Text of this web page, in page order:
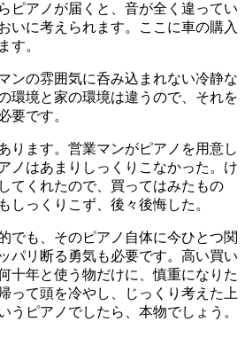
ピアノが届くと、音が全く違ってい
いに考えられます。ここに車の購入
す。
ンの雰囲気に呑み込まれない冷静な
環境と家の環境は違うので、それを
要です。
ります。営業マンがピアノを用意し
ノはあまりしっくりこなかった。け
てくれたので、買ってはみたもの
しっくりこず、後々後悔した。
でも、そのピアノ自体に今ひとつ関
パリ断る勇気も必要です。高い買い
十年と使う物だけに、慎重になりた
って頭を冷やし、じっくり考えた上
うピアノでしたら、本物でしょう。